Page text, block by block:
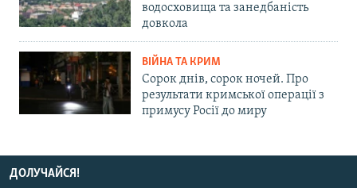
водосховища та занедбаність
довкола
ВІЙНА ТА КРИМ
Сорок днів, сорок ночей. Про
результати кримської операції з
примусу Росії до миру
ДОЛУЧАЙСЯ!